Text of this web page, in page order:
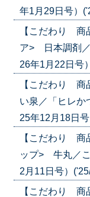
年1月29日号）
【こだわり 商
ア> 日本調剤／
26年1月22日号
【こだわり
い泉／「ヒレか
25年12月18日
【こだわり 商
ップ> 牛丸／
2月11日号）
【こだわり 商